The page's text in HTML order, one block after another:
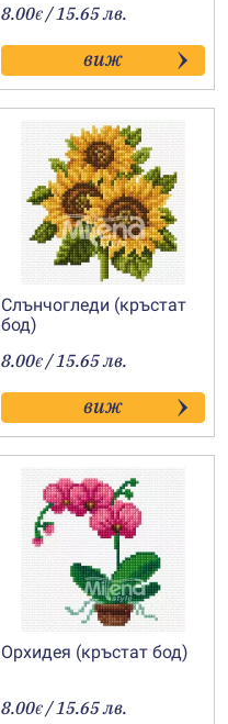
8.00€ / 15.65 лв.
виж
Слънчогледи (кръстат
бод)
8.00€ / 15.65 лв.
виж
Орхидея (кръстат бод)
8.00€ / 15.65 лв.